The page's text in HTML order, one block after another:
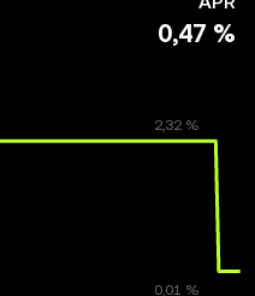
0,47 %